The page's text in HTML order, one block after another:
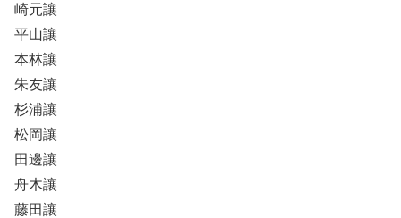
崎元讓
平山讓
本林讓
朱友讓
杉浦讓
松岡讓
田邊讓
舟木讓
藤田讓